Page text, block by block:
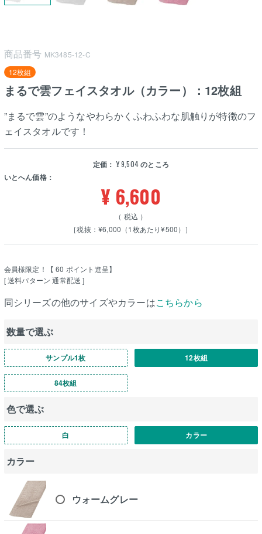
商品番号 MK3485-12-C
12枚組
まるで雲フェイスタオル（カラー）：12枚組
”まるで雲”のようなやわらかくふわふわな肌触りが特徴のフ
ェイスタオルです！
定価： ¥9,504のところ
いとへん価格：
¥ 6,600
税込
［税抜：¥6,000（1枚あたり¥500）］
会員様限定！【 60 ポイント進呈】
送料パターン 通常配送
同シリーズの他のサイズやカラーはこちらから
数量で選ぶ
サンプル1枚 12枚組
84枚組
色で選ぶ
白 カラー
カラー
ウォームグレー